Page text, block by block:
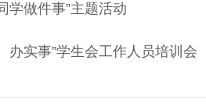
学做件事”主题活动
办实事”学生会工作人员培训会